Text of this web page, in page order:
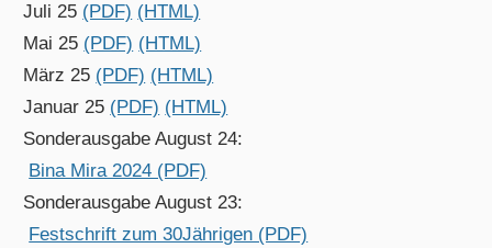
Juli 25 (PDF) (HTML)
Mai 25 (PDF) (HTML)
März 25 (PDF) (HTML)
Januar 25 (PDF) (HTML)
Sonderausgabe August 24:
Bina Mira 2024 (PDF)
Sonderausgabe August 23:
Festschrift zum 30Jährigen (PDF)